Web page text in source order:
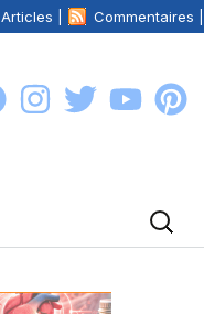
Commentaires |
Articles |